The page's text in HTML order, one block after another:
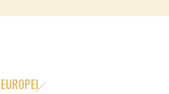
EUROPEI